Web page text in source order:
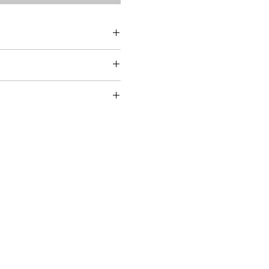
farine de coco*, huile de
sel, chicorée* (0,7 %)
d’un mois au